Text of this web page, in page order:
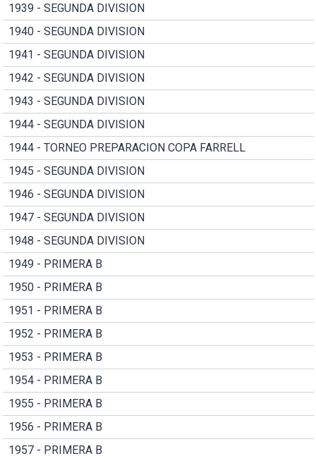
1939 - SEGUNDA DIVISION
1940 - SEGUNDA DIVISION
1941 - SEGUNDA DIVISION
1942 - SEGUNDA DIVISION
1943 - SEGUNDA DIVISION
1944 - SEGUNDA DIVISION
1944 - TORNEO PREPARACION COPA FARRELL
1945 - SEGUNDA DIVISION
1946 - SEGUNDA DIVISION
1947 - SEGUNDA DIVISION
1948 - SEGUNDA DIVISION
1949 - PRIMERA B
1950 - PRIMERA B
1951 - PRIMERA B
1952 - PRIMERA B
1953 - PRIMERA B
1954 - PRIMERA B
1955 - PRIMERA B
1956 - PRIMERA B
1957 - PRIMERA B